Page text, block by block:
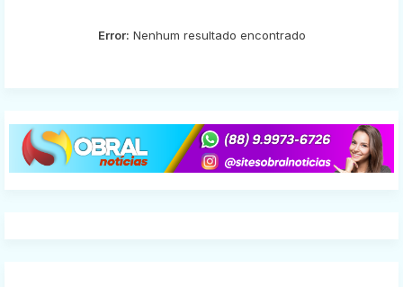
Error: Nenhum resultado encontrado